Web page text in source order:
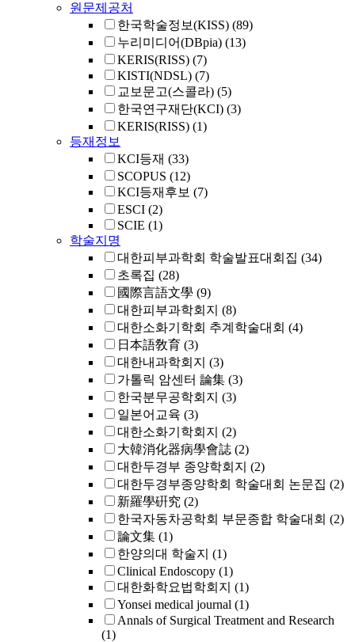
원문제공처
한국학술정보(KISS) (89)
누리미디어(DBpia) (13)
KERIS(RISS) (7)
KISTI(NDSL) (7)
교보문고(스콜라) (5)
한국연구재단(KCI) (3)
KERIS(RISS) (1)
등재정보
KCI등재 (33)
SCOPUS (12)
KCI등재후보 (7)
ESCI (2)
SCIE (1)
학술지명
대한피부과학회 학술발표대회집 (34)
초록집 (28)
國際言語文學 (9)
대한피부과학회지 (8)
대한소화기학회 추계학술대회 (4)
日本語敎育 (3)
대한내과학회지 (3)
가톨릭 암센터 論集 (3)
한국분무공학회지 (3)
일본어교육 (3)
대한소화기학회지 (2)
大韓消化器病學會誌 (2)
대한두경부 종양학회지 (2)
대한두경부종양학회 학술대회 논문집 (2)
新羅學硏究 (2)
한국자동차공학회 부문종합 학술대회 (2)
論文集 (1)
한양의대 학술지 (1)
Clinical Endoscopy (1)
대한화학요법학회지 (1)
Yonsei medical journal (1)
Annals of Surgical Treatment and Research
(1)